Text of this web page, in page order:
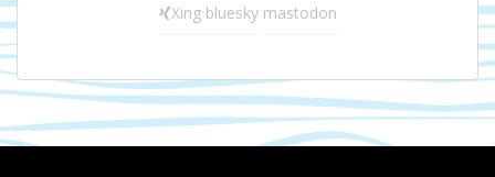
Xing bluesky mastodon